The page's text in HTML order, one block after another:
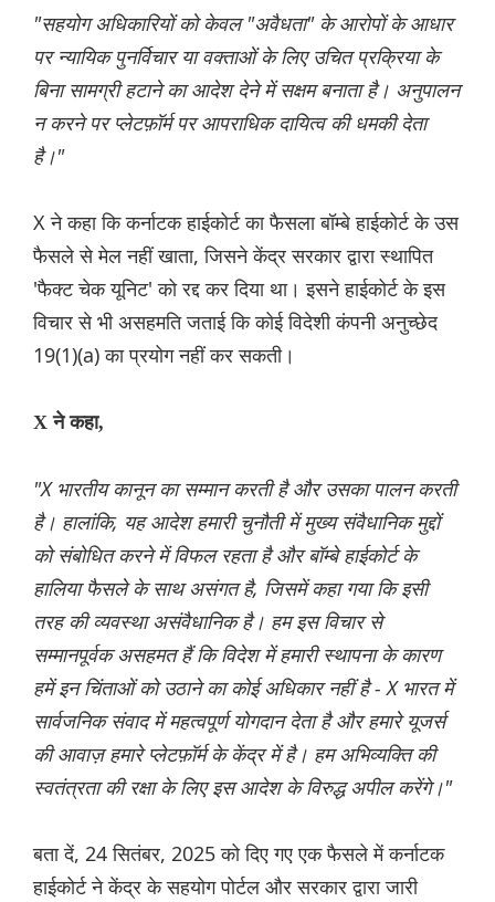
"सहयोग अधिकारियों को केवल "अवैधता" के आरोपों के आधार
पर न्यायिक पुनर्विचार या वक्ताओं के लिए उचित प्रक्रिया के
बिना सामग्री हटाने का आदेश देने में सक्षम बनाता है। अनुपालन
न करने पर प्लेटफ़ॉर्म पर आपराधिक दायित्व की धमकी देता
है।"
X ने कहा कि कर्नाटक हाईकोर्ट का फैसला बॉम्बे हाईकोर्ट के उस
फैसले से मेल नहीं खाता, जिसने केंद्र सरकार द्वारा स्थापित
'फैक्ट चेक यूनिट' को रद्द कर दिया था। इसने हाईकोर्ट के इस
विचार से भी असहमति जताई कि कोई विदेशी कंपनी अनुच्छेद
19(1)(a) का प्रयोग नहीं कर सकती।
X ने कहा,
"X भारतीय कानून का सम्मान करती है और उसका पालन करती
है। हालांकि, यह आदेश हमारी चुनौती में मुख्य संवैधानिक मुद्दों
को संबोधित करने में विफल रहता है और बॉम्बे हाईकोर्ट के
हालिया फैसले के साथ असंगत है, जिसमें कहा गया कि इसी
तरह की व्यवस्था असंवैधानिक है। हम इस विचार से
सम्मानपूर्वक असहमत हैं कि विदेश में हमारी स्थापना के कारण
हमें इन चिंताओं को उठाने का कोई अधिकार नहीं है - X भारत में
सार्वजनिक संवाद में महत्वपूर्ण योगदान देता है और हमारे यूजर्स
की आवाज़ हमारे प्लेटफ़ॉर्म के केंद्र में है। हम अभिव्यक्ति की
स्वतंत्रता की रक्षा के लिए इस आदेश के विरुद्ध अपील करेंगे।"
बता दें, 24 सितंबर, 2025 को दिए गए एक फैसले में कर्नाटक
हाईकोर्ट ने केंद्र के सहयोग पोर्टल और सरकार द्वारा जारी